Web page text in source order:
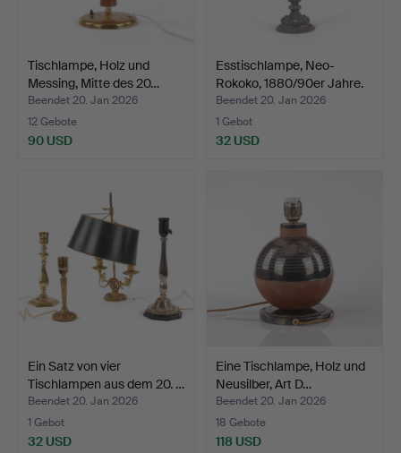
Tischlampe, Holz und
Messing, Mitte des 20…
Beendet 20. Jan 2026
12 Gebote
90 USD
Esstischlampe, Neo-
Rokoko, 1880/90er Jahre.
Beendet 20. Jan 2026
1 Gebot
32 USD
Ein Satz von vier
Tischlampen aus dem 20. …
Beendet 20. Jan 2026
1 Gebot
32 USD
Eine Tischlampe, Holz und
Neusilber, Art D…
Beendet 20. Jan 2026
18 Gebote
118 USD